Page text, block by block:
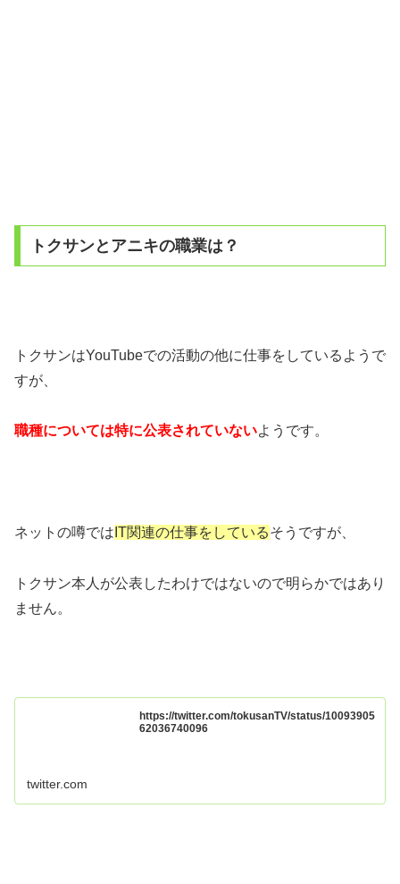
トクサンとアニキの職業は？
トクサンはYouTubeでの活動の他に仕事をしているようで
すが、
職種については特に公表されていないようです。
ネットの噂では IT関連の仕事をしているそうですが、
トクサン本人が公表したわけではないので明らかではあり
ません。
https://twitter.com/tokusanTV/status/10093905
62036740096
twitter.com